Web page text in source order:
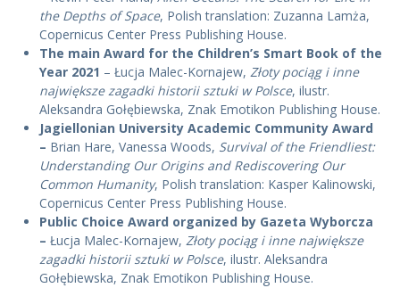
the Depths of Space, Polish translation: Zuzanna Lamża,
Copernicus Center Press Publishing House.
The main Award for the Children’s Smart Book of the
Year 2021 – Łucja Malec-Kornajew, Złoty pociąg i inne
największe zagadki historii sztuki w Polsce, ilustr.
Aleksandra Gołębiewska, Znak Emotikon Publishing House.
Jagiellonian University Academic Community Award
– Brian Hare, Vanessa Woods, Survival of the Friendliest:
Understanding Our Origins and Rediscovering Our
Common Humanity, Polish translation: Kasper Kalinowski,
Copernicus Center Press Publishing House.
Public Choice Award organized by Gazeta Wyborcza
– Łucja Malec-Kornajew, Złoty pociąg i inne największe
zagadki historii sztuki w Polsce, ilustr. Aleksandra
Gołębiewska, Znak Emotikon Publishing House.